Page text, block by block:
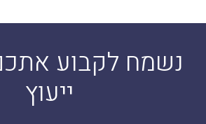
נשמח לקבוע
ייעוץ